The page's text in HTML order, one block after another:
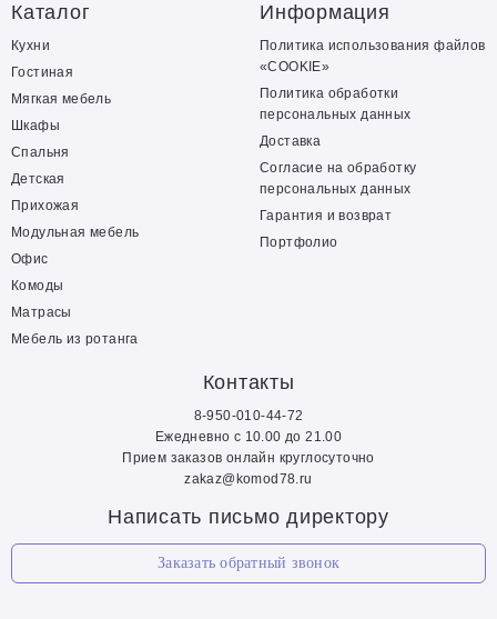
Каталог
Кухни
Гостиная
Мягкая мебель
Шкафы
Спальня
Детская
Прихожая
Модульная мебель
Офис
Комоды
Матрасы
Мебель из ротанга
Информация
Политика использования файлов
«COOKIE»
Политика обработки
персональных данных
Доставка
Согласие на обработку
персональных данных
Гарантия и возврат
Портфолио
Контакты
8-950-010-44-72
Ежедневно с 10.00 до 21.00
Прием заказов онлайн круглосуточно
zakaz@komod78.ru
Написать письмо директору
Заказать обратный звонок